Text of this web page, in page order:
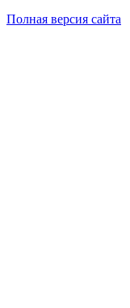
Полная версия сайта